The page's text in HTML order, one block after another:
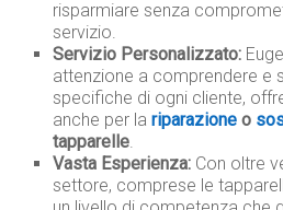
risparmiare senza
servizio.
Servizio Personalizzato:
attenzione a comprendere e
specifiche di ogni cliente,
anche per lariparazioneo
tapparelle.
Vasta Esperienza: Con oltre
settore, comprese le